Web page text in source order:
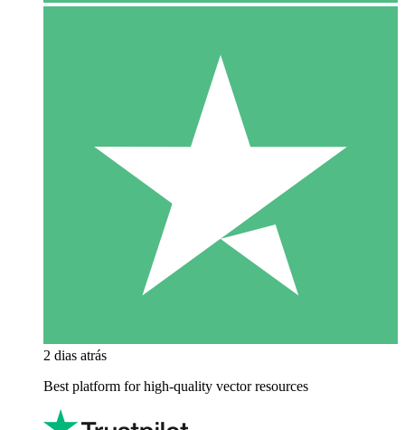
2 dias atrás
Best platform for high-quality vector resources